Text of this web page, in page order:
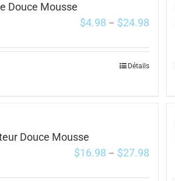
Douce Mousse
$4.98 – $24.98
Détails
Douce Mousse
$16.98 – $27.98